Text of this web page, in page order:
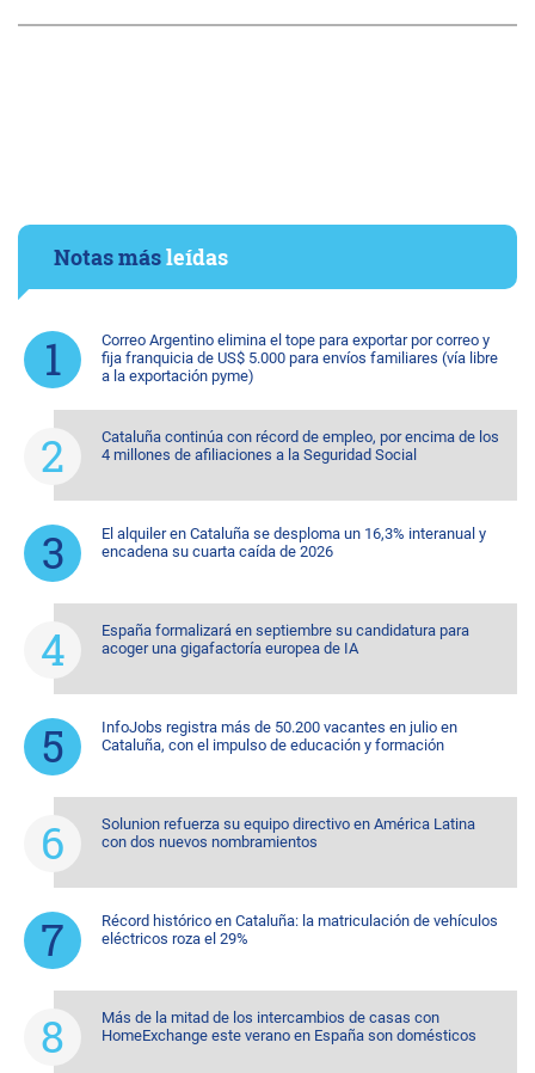
Notas másleídas
Correo Argentino elimina el tope para exportar por correo y
fija franquicia de US$ 5.000 para envíos familiares (vía libre
a la exportación pyme)
Cataluña continúa con récord de empleo, por encima de los
4 millones de afiliaciones a la Seguridad Social
El alquiler en Cataluña se desploma un 16,3% interanual y
encadena su cuarta caída de 2026
España formalizará en septiembre su candidatura para
acoger una gigafactoría europea de IA
InfoJobs registra más de 50.200 vacantes en julio en
Cataluña, con el impulso de educación y formación
Solunion refuerza su equipo directivo en América Latina
con dos nuevos nombramientos
Récord histórico en Cataluña: la matriculación de vehículos
eléctricos roza el 29%
Más de la mitad de los intercambios de casas con
HomeExchange este verano en España son domésticos